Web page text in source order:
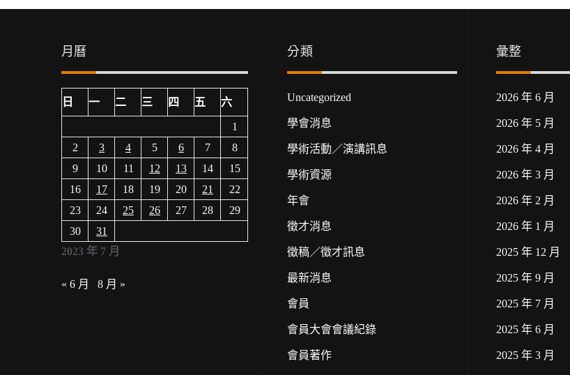
月曆
2023 年 7 月
日 一 二 三 四 五 六
1
2
3 4 5 6 7
8
9
10 11 12 13 14
15
16
17 18 19 20 21
22
23
24 25 26 27 28
29
30
31
« 6 月 8 月 »
分類
Uncategorized
學會消息
學術活動／演講訊息
學術資源
年會
徵才消息
徵稿／徵才訊息
最新消息
會員
會員大會會議紀錄
會員著作
彙整
2026 年 6 月
2026 年 5 月
2026 年 4 月
2026 年 3 月
2026 年 2 月
2026 年 1 月
2025 年 12 月
2025 年 9 月
2025 年 7 月
2025 年 6 月
2025 年 3 月